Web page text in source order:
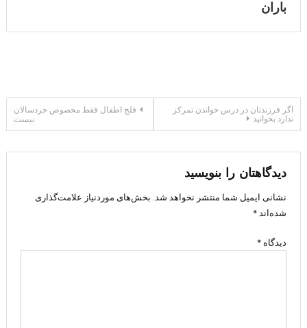
باران
راهبری
فلج اطفال فقط مخصوص خردسالان
نیست
اگر فرزندتان در درس خواندن تمرکز
ندارد بخوانید
دیدگاهتان را بنویسید
نشانی ایمیل شما منتشر نخواهد شد. بخش‌های موردنیاز علامت‌گذاری
شده‌اند*
دیدگاه *